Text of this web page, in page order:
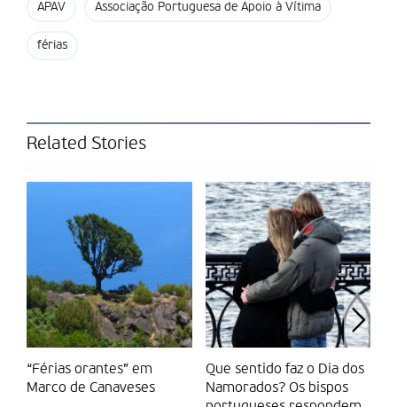
APAV Associação Portuguesa de Apoio à Vítima
férias
Related Stories
“Férias orantes” em
Marco de Canaveses
Que sentido faz o Dia dos
Namorados? Os bispos